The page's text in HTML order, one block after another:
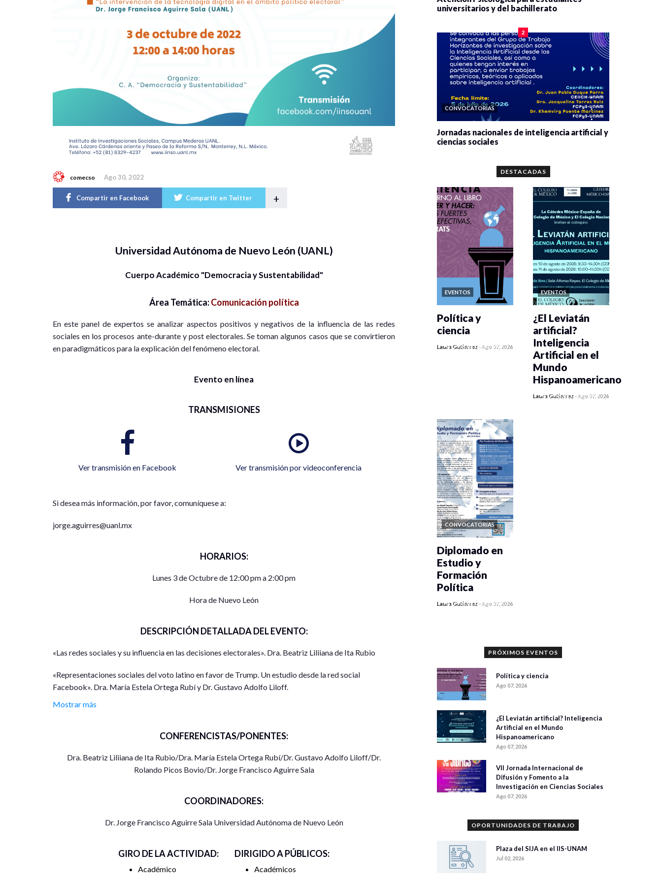
comecso Ago 30, 2022
Compartir en Facebook Compartir en Twitter +
Universidad Autónoma de Nuevo León (UANL)
Cuerpo Académico "Democracia y Sustentabilidad"
Área Temática:Comunicación política
En este panel de expertos se analizar aspectos positivos y negativos de la influencia de las redes
sociales en los procesos ante-durante y post electorales. Se toman algunos casos que se convirtieron
en paradigmáticos para la explicación del fenómeno electoral.
Evento en línea
TRANSMISIONES
Ver transmisión en Facebook Ver transmisión por videoconferencia
Si desea más información, por favor, comuníquese a:
jorge.aguirres@uanl.mx
HORARIOS:
Lunes 3 de Octubre de 12:00 pm a 2:00 pm
Hora de Nuevo León
DESCRIPCIÓN DETALLADA DEL EVENTO:
«Las redes sociales y su influencia en las decisiones electorales». Dra. Beatriz Liliiana de Ita Rubio
«Representaciones sociales del voto latino en favor de Trump. Un estudio desde la red social
Facebook». Dra. María Estela Ortega Rubí y Dr. Gustavo Adolfo Liloff.
«Posverdad y biopolítica; la política mediática como ejercicio de gobierno». Dr. Rolando Picos Bovio
“La intervención de la tecnología digital en el ámbito político electoral”. Dr. Jorge Francisco Aguirre
La presente investigación tuvo como objetivo identificar las representaciones sociales del voto latino
metodología exploratoria con un diseño explicativo secuencial cuantitativo– cualitativo. La muestra
tomados desde la página de Facebook del medio digital en cuestión, bajo el posteo “Pregunta para
participantes. Para los varones el voto latino hacia Trump surge como respuesta a la percepción de un
Mostrar más
CONFERENCISTAS/PONENTES:
Dra. Beatriz Liliiana de Ita Rubio/Dra. María Estela Ortega Rubí/Dr. Gustavo Adolfo Liloff/Dr.
Rolando Picos Bovio/Dr. Jorge Francisco Aguirre Sala
COORDINADORES:
Dr. Jorge Francisco Aguirre Sala Universidad Autónoma de Nuevo León
GIRO DE LA ACTIVIDAD:
Académico
DIRIGIDO A PÚBLICOS:
Académicos
universitarios y del bachillerato
2
CONVOCATORIAS
Jornadas nacionales de inteligencia artificial y
ciencias sociales
DESTACADAS
EVENTOS
0 veces compartido
Política y
ciencia
Laura Gutiérrez -Ago 07, 2026
EVENTOS
0 veces compartido
¿El Leviatán
artificial?
Inteligencia
Artificial en el
Mundo
Hispanoamericano
Laura Gutiérrez -Ago 07, 2026
CONVOCATORIAS
0 veces compartido
Diplomado en
Estudio y
Formación
Política
Laura Gutiérrez -Ago 07, 2026
PRÓXIMOS EVENTOS
Política y ciencia
Ago 07, 2026
¿El Leviatán artificial? Inteligencia
Artificial en el Mundo
Hispanoamericano
Ago 07, 2026
VII Jornada Internacional de
Difusión y Fomento a la
Investigación en Ciencias Sociales
Ago 07, 2026
OPORTUNIDADES DE TRABAJO
Plaza del SIJA en el IIS-UNAM
Jul 02, 2026